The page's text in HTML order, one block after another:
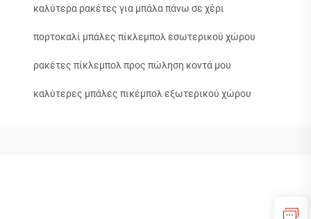
καλύτερα ρακέτες για μπάλα πάνω σε χέρι
πορτοκαλί μπάλες πίκλεμπολ εσωτερικού χώρου
ρακέτες πίκλεμπολ προς πώληση κοντά μου
καλύτερες μπάλες πικέμπολ εξωτερικού χώρου